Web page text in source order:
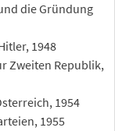
die Gründung
1948
Zweiten Republik,
1954
1955